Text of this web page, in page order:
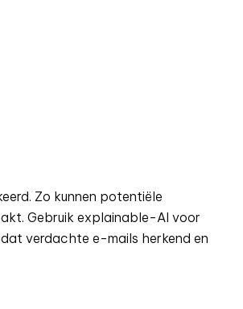
Zo kunnen potentiële
Gebruik explainable-AI voor
verdachte e-mails herkend en